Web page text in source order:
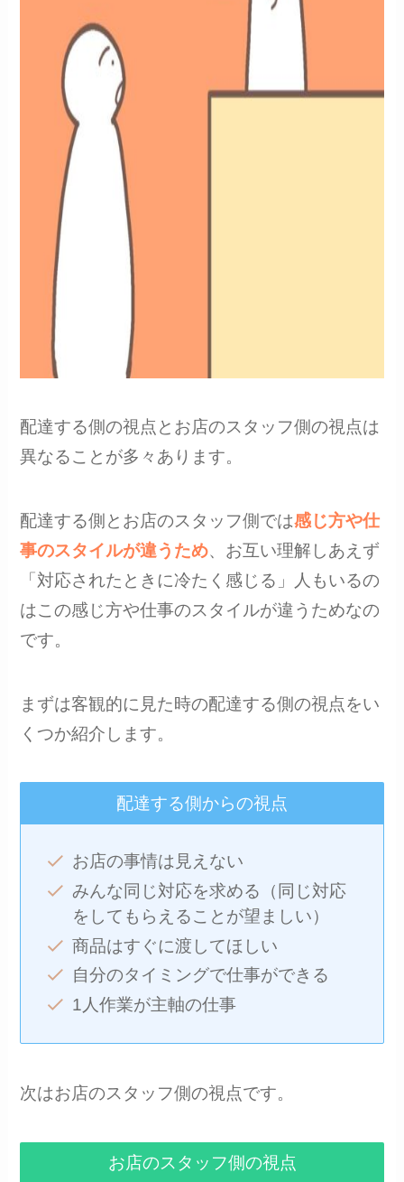
配達する側の視点とお店のスタッフ側の視点は
異なることが多々あります。
配達する側とお店のスタッフ側では感じ方や仕
事のスタイルが違うため、お互い理解しあえず
「対応されたときに冷たく感じる」人もいるの
はこの感じ方や仕事のスタイルが違うためなの
です。
まずは客観的に見た時の配達する側の視点をい
くつか紹介します。
配達する側からの視点
お店の事情は見えない
みんな同じ対応を求める（同じ対応
をしてもらえることが望ましい）
商品はすぐに渡してほしい
自分のタイミングで仕事ができる
1人作業が主軸の仕事
次はお店のスタッフ側の視点です。
お店のスタッフ側の視点